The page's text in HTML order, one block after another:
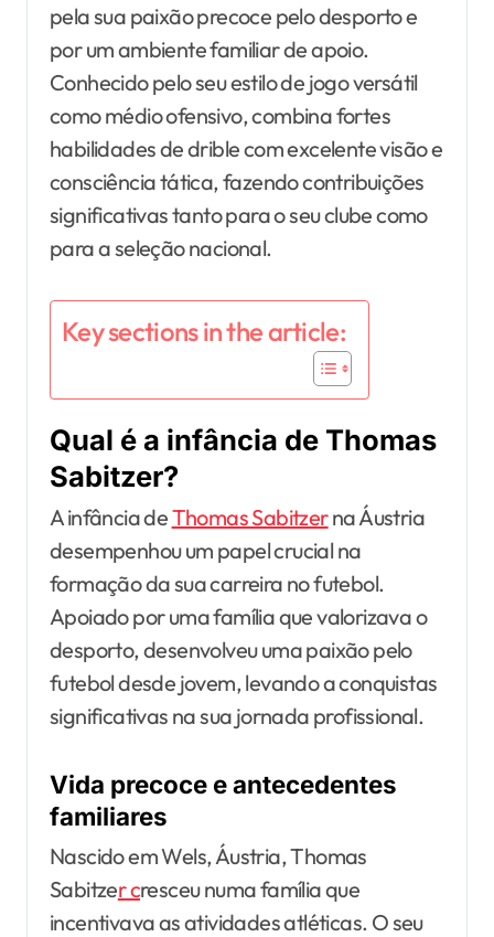
pela sua paixão precoce pelo desporto e
por um ambiente familiar de apoio.
Conhecido pelo seu estilo de jogo versátil
como médio ofensivo, combina fortes
habilidades de drible com excelente visão e
consciência tática, fazendo contribuições
significativas tanto para o seu clube como
para a seleção nacional.
Key sections in the article:
Qual é a infância de Thomas
Sabitzer?
A infância deThomas Sabitzerna Áustria
desempenhou um papel crucial na
formação da sua carreira no futebol.
Apoiado por uma família que valorizava o
desporto, desenvolveu uma paixão pelo
futebol desde jovem, levando a conquistas
significativas na sua jornada profissional.
Vida precoce e antecedentes
familiares
Nascido em Wels, Áustria, Thomas
Sabitzer cresceu numa família que
incentivava as atividades atléticas. O seu